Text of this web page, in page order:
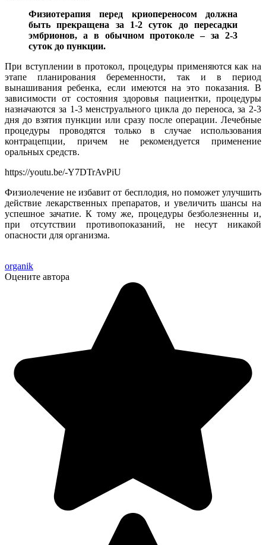
Физиотерапия перед криопереносом должна
быть прекращена за 1-2 суток до пересадки
эмбрионов, а в обычном протоколе – за 2-3
суток до пункции.
При вступлении в протокол, процедуры применяются как на
этапе планирования беременности, так и в период
вынашивания ребенка, если имеются на это показания. В
зависимости от состояния здоровья пациентки, процедуры
назначаются за 1-3 менструального цикла до переноса, за 2-3
дня до взятия пункции или сразу после операции. Лечебные
процедуры проводятся только в случае использования
контрацепции, причем не рекомендуется применение
оральных средств.
https://youtu.be/-Y7DTrAvPiU
Физиолечение не избавит от бесплодия, но поможет улучшить
действие лекарственных препаратов, и увеличить шансы на
успешное зачатие. К тому же, процедуры безболезненны и,
при отсутствии противопоказаний, не несут никакой
опасности для организма.
organik
Оцените автора